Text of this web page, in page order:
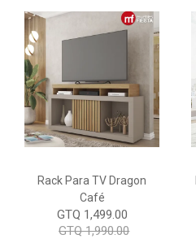
Rack Para TV Dragon
Café
GTQ 1,499.00
GTQ 1,990.00